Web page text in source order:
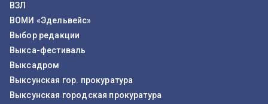
ВЗЛ
ВОМИ «Эдельвейс»
Выбор редакции
Выкса-фестиваль
Выксадром
Выксунская гор. прокуратура
Выксунская городская прокуратура